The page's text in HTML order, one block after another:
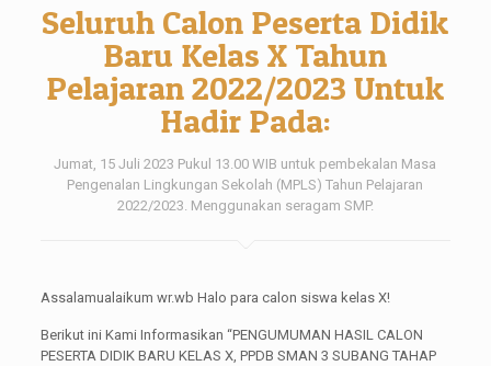
Seluruh Calon Peserta Didik
Baru Kelas X Tahun
Pelajaran 2022/2023 Untuk
Hadir Pada:
Jumat, 15 Juli 2023 Pukul 13.00 WIB untuk pembekalan Masa
Pengenalan Lingkungan Sekolah (MPLS) Tahun Pelajaran
2022/2023. Menggunakan seragam SMP.
Assalamualaikum wr.wb Halo para calon siswa kelas X!
Berikut ini Kami Informasikan “PENGUMUMAN HASIL CALON
PESERTA DIDIK BARU KELAS X, PPDB SMAN 3 SUBANG TAHAP